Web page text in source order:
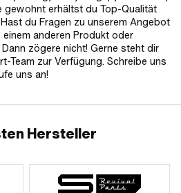
gewohnt erhältst du Top-Qualität
du Fragen zu unserem Angebot
anderen Produkt oder
zögere nicht! Gerne steht dir
Team zur Verfügung. Schreibe uns
uns an!
Hersteller